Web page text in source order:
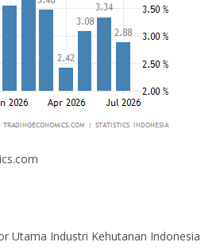
Utama Industri Kehutanan Indonesia